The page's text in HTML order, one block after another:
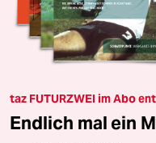
taz FUTURZWEI im Abo
Endlich mal ein